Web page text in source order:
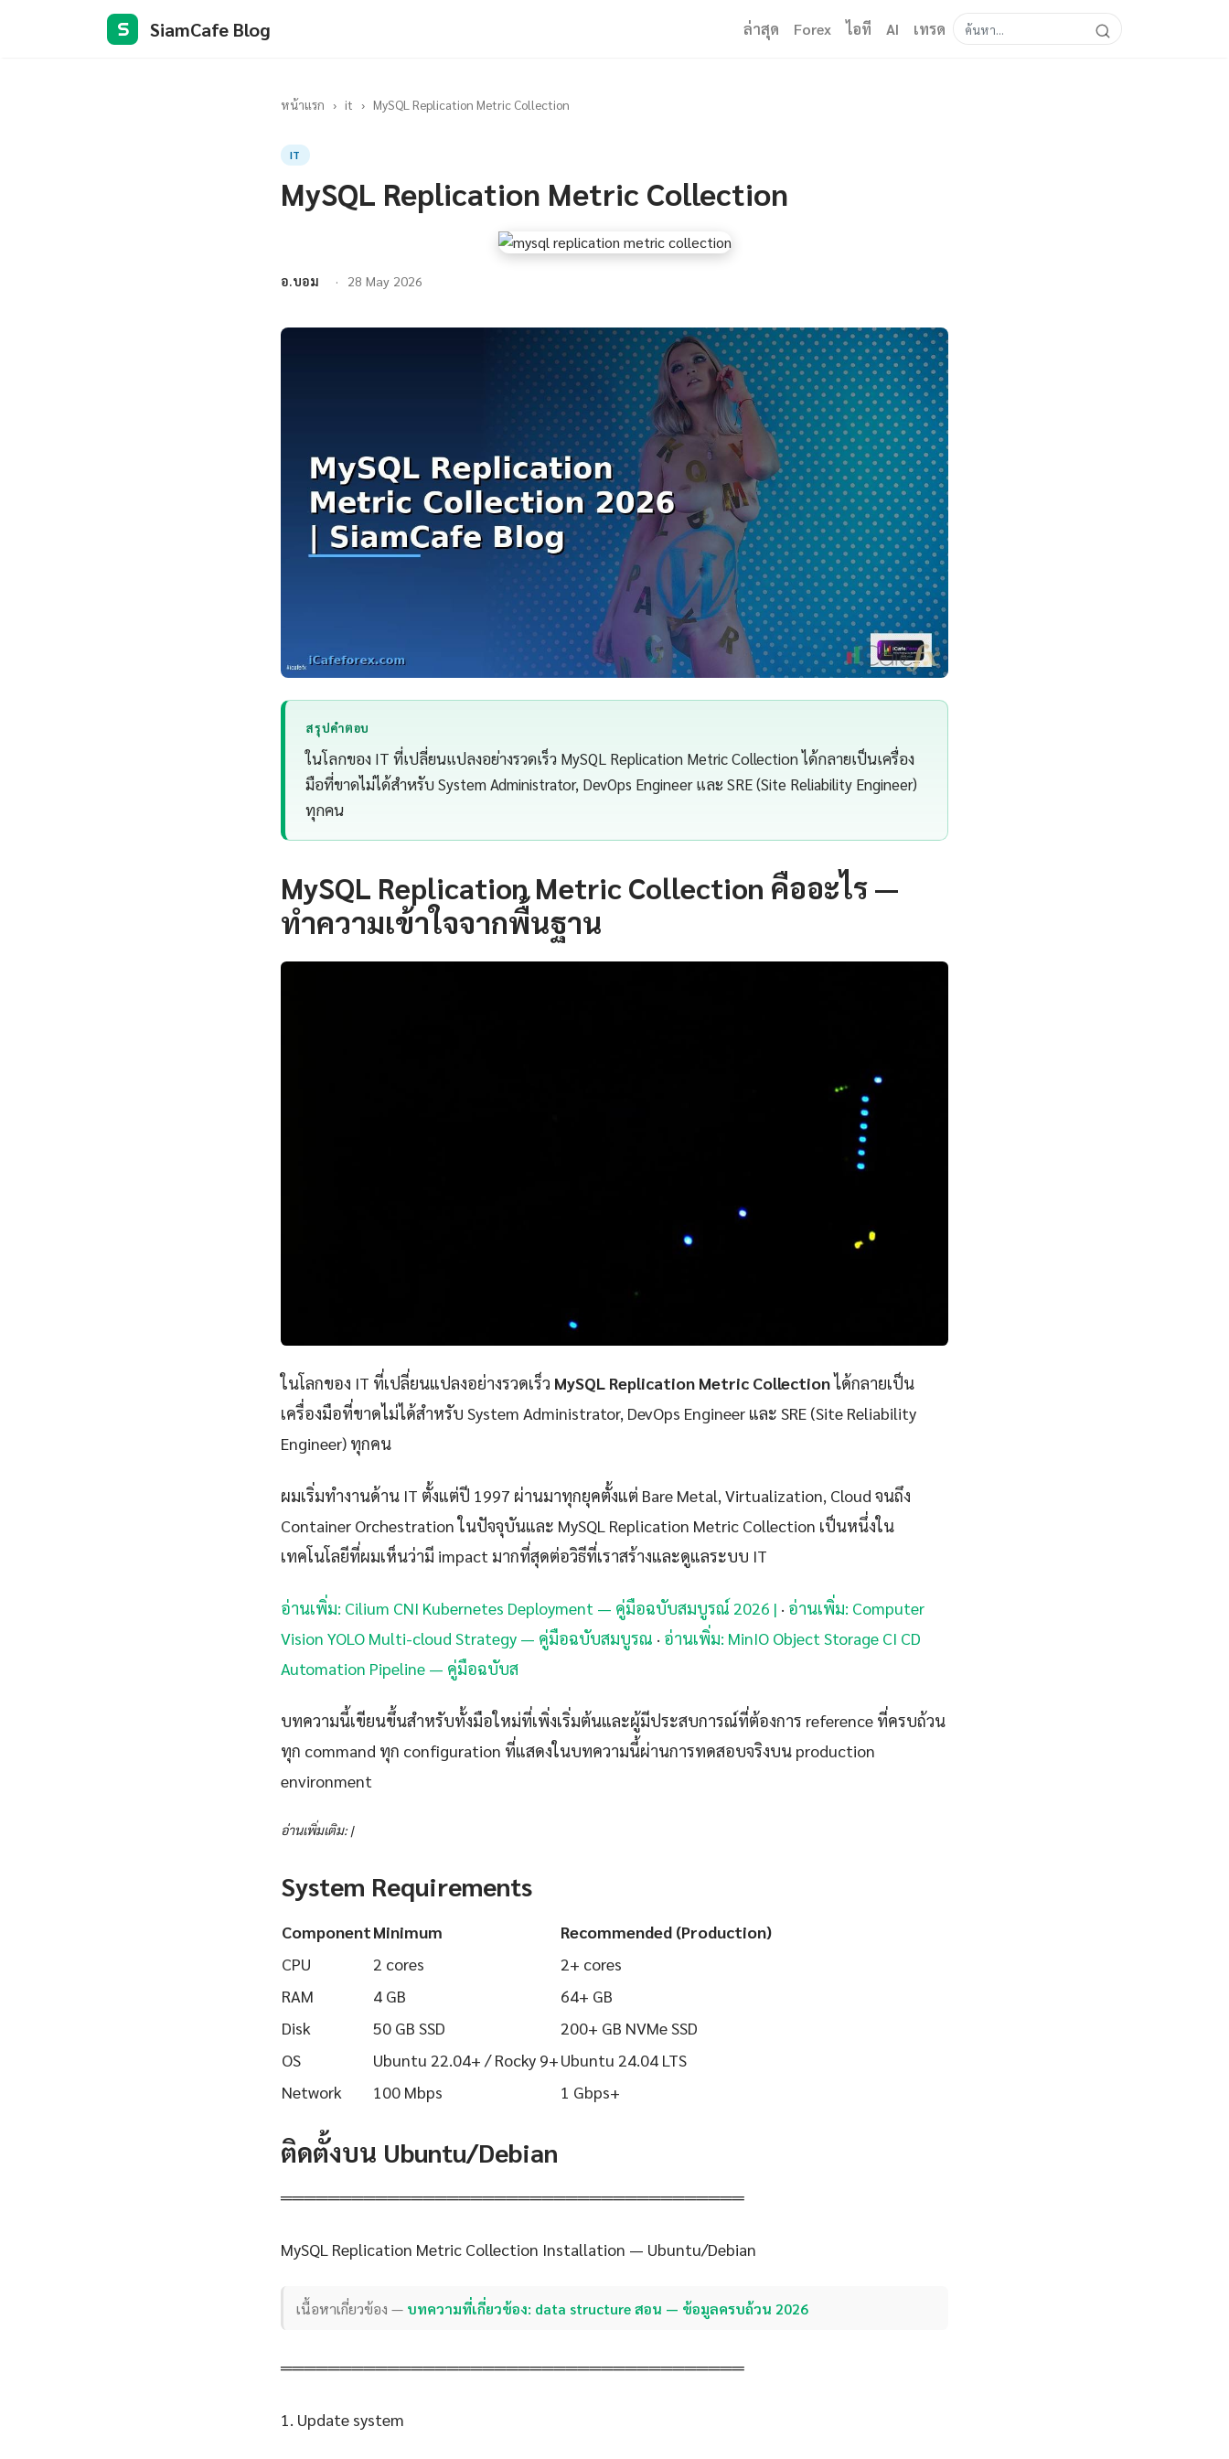
S SiamCafe Blog ล่าสุด Forex ไอที AI เทรด
หน้าแรก › it › MySQL Replication Metric Collection
IT
MySQL Replication Metric Collection
อ.บอม 28 May 2026
สรุปคำตอบ
ในโลกของ IT ที่เปลี่ยนแปลงอย่างรวดเร็ว MySQL Replication Metric Collection ได้กลายเป็นเครื่อง
มือที่ขาดไม่ได้สำหรับ System Administrator, DevOps Engineer และ SRE (Site Reliability Engineer)
ทุกคน
MySQL Replication Metric Collection คืออะไร —
ทำความเข้าใจจากพื้นฐาน
ในโลกของ IT ที่เปลี่ยนแปลงอย่างรวดเร็ว MySQL Replication Metric Collectionได้กลายเป็น
เครื่องมือที่ขาดไม่ได้สำหรับ System Administrator, DevOps Engineer และ SRE (Site Reliability
Engineer) ทุกคน
ผมเริ่มทำงานด้าน IT ตั้งแต่ปี 1997 ผ่านมาทุกยุคตั้งแต่ Bare Metal, Virtualization, Cloud จนถึง
Container Orchestration ในปัจจุบันและ MySQL Replication Metric Collection เป็นหนึ่งใน
เทคโนโลยีที่ผมเห็นว่ามี impact มากที่สุดต่อวิธีที่เราสร้างและดูแลระบบ IT
อ่านเพิ่ม: Cilium CNI Kubernetes Deployment — คู่มือฉบับสมบูรณ์ 2026 | · อ่านเพิ่ม: Computer
Vision YOLO Multi-cloud Strategy — คู่มือฉบับสมบูรณ · อ่านเพิ่ม: MinIO Object Storage CI CD
Automation Pipeline — คู่มือฉบับส
บทความนี้เขียนขึ้นสำหรับทั้งมือใหม่ที่เพิ่งเริ่มต้นและผู้มีประสบการณ์ที่ต้องการ reference ที่ครบถ้วน
ทุก command ทุก configuration ที่แสดงในบทความนี้ผ่านการทดสอบจริงบน production
environment
อ่านเพิ่มเติม: |
System Requirements
ComponentMinimum
Recommended (Production)
CPU
2 cores
2+ cores
RAM
4 GB
64+ GB
Disk
50 GB SSD
200+ GB NVMe SSD
OS
Ubuntu 22.04+ / Rocky 9+Ubuntu 24.04 LTS
Network
100 Mbps 1 Gbps+
ติดตั้งบน Ubuntu/Debian
═══════════════════════════════════════
MySQL Replication Metric Collection Installation — Ubuntu/Debian
เนื้อหาเกี่ยวข้อง — บทความที่เกี่ยวข้อง: data structure สอน — ข้อมูลครบถ้วน 2026
═══════════════════════════════════════
1. Update system